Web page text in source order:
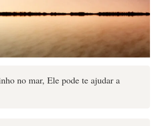
no mar, Ele pode te ajudar a